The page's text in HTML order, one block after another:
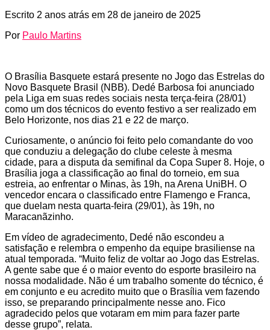
Escrito 2 anos atrás em 28 de janeiro de 2025
Por Paulo Martins
O Brasília Basquete estará presente no Jogo das Estrelas do
Novo Basquete Brasil (NBB). Dedé Barbosa foi anunciado
pela Liga em suas redes sociais nesta terça-feira (28/01)
como um dos técnicos do evento festivo a ser realizado em
Belo Horizonte, nos dias 21 e 22 de março.
Curiosamente, o anúncio foi feito pelo comandante do voo
que conduziu a delegação do clube celeste à mesma
cidade, para a disputa da semifinal da Copa Super 8. Hoje, o
Brasília joga a classificação ao final do torneio, em sua
estreia, ao enfrentar o Minas, às 19h, na Arena UniBH. O
vencedor encara o classificado entre Flamengo e Franca,
que duelam nesta quarta-feira (29/01), às 19h, no
Maracanãzinho.
Em vídeo de agradecimento, Dedé não escondeu a
satisfação e relembra o empenho da equipe brasiliense na
atual temporada. “Muito feliz de voltar ao Jogo das Estrelas.
A gente sabe que é o maior evento do esporte brasileiro na
nossa modalidade. Não é um trabalho somente do técnico, é
em conjunto e eu acredito muito que o Brasília vem fazendo
isso, se preparando principalmente nesse ano. Fico
agradecido pelos que votaram em mim para fazer parte
desse grupo”, relata.